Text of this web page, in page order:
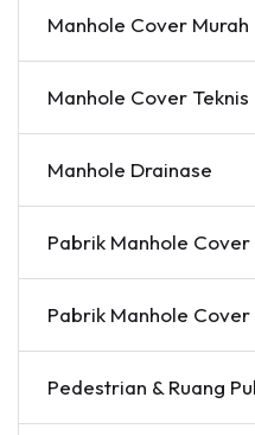
Manhole Cover Murah
Manhole Cover
Manhole Drainase
Pabrik Manhole Cover
Pabrik Manhole
Pedestrian & Ruang